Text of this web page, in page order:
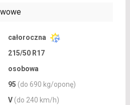
całoroczna
215/50 R17
osobowa
95 (do 690 kg/oponę)
V (do 240 km/h)